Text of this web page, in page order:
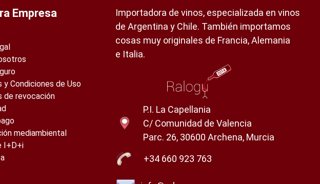
Empresa
y Condiciones de Uso
de revocación
mediambiental
I+D+i
Importadora de vinos, especializada en vinos
de Argentina y Chile. También importamos
cosas muy originales de Francia, Alemania
e Italia.
P.I. La Capellania
C/ Comunidad de Valencia
Parc. 26, 30600 Archena, Murcia
+34 660 923 763